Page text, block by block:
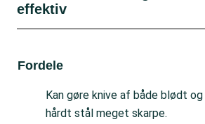
effektiv
Fordele
Kan gøre knive af både blødt og
hårdt stål meget skarpe.